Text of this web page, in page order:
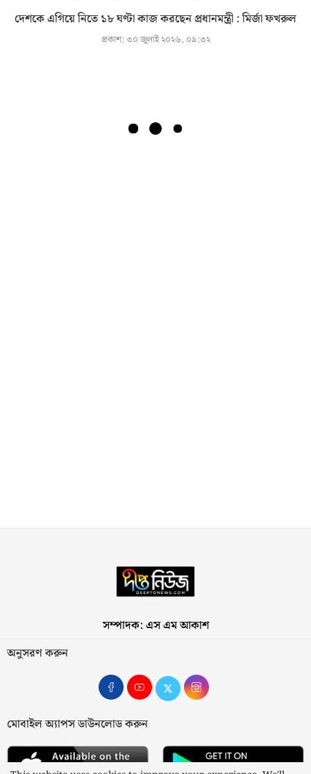
দেশকে এগিয়ে নিতে ১৮ ঘণ্টা কাজ করছেন প্রধানমন্ত্রী : মির্জা ফখরুল
প্রকাশ:৩০ জুলাই ২০২৬, ০৯:৩২
সম্পাদক: এস এম আকাশ
অনুসরণ করুন
মোবাইল অ্যাপস ডাউনলোড করুন